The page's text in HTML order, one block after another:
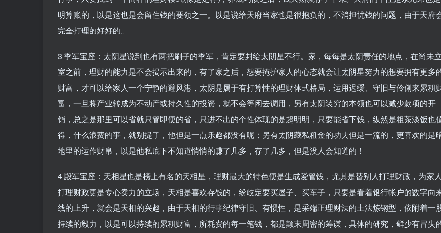
明算账的，以是这也是会留住钱的要领之一。以是说给天府当家也是很抱负的，不消担忧钱的问题，由于天府
完全打理的好好的。
3.季军宝座：太阴星说到也有两把刷子的季军，肯定要封给太阴星不行。家，每每是太阴责任的地点，在尚未立
室之前，理财的能力是不会揭示出来的，有了家之后，想要掩护家人的心态就会让太阴星努力的想要拥有更多
财富，才可以给家人一个宁静的避风港，太阴是属于有打算性的理财体式格局，运用迟缓、守旧与伶俐来累积
富，一旦将产业转成为不动产或持久性的投资，就不会等闲去调用，另有太阴装穷的本领也可以减少款项的开
销，总之是那里可以省就只管即便的省，只进不出的个性体现的是超明明，只要能省下钱，纵然是粗茶淡饭也
得，什么浪费的事，就别提了，他但是一点乐趣都没有呢；另有太阴藏私租金的功夫但是一流的，更喜欢的是
地里的运作财帛，以是他私底下不知道悄悄的赚了几多，存了几多，但是没人会知道的！
4.殿军宝座：天相星也是榜上有名的天相星，理财最大的特色便是生成爱管钱，尤其是替别人打理财政，为家人
打理财政更是专心卖力的立场，天相是喜欢存钱的，纷歧定要买屋子、买车子，只要是看着银行帐户的数字向
线的上升，就会是天相的兴趣，由于天相的行事纪律守旧、有惯性，是采端正理财法的土法炼钢型，依附着一
持续的毅力，以是可以持续的累积财富，所耗费的每一笔钱，都是颠末周密的筹谋，具体的研究，鲜少有冒失